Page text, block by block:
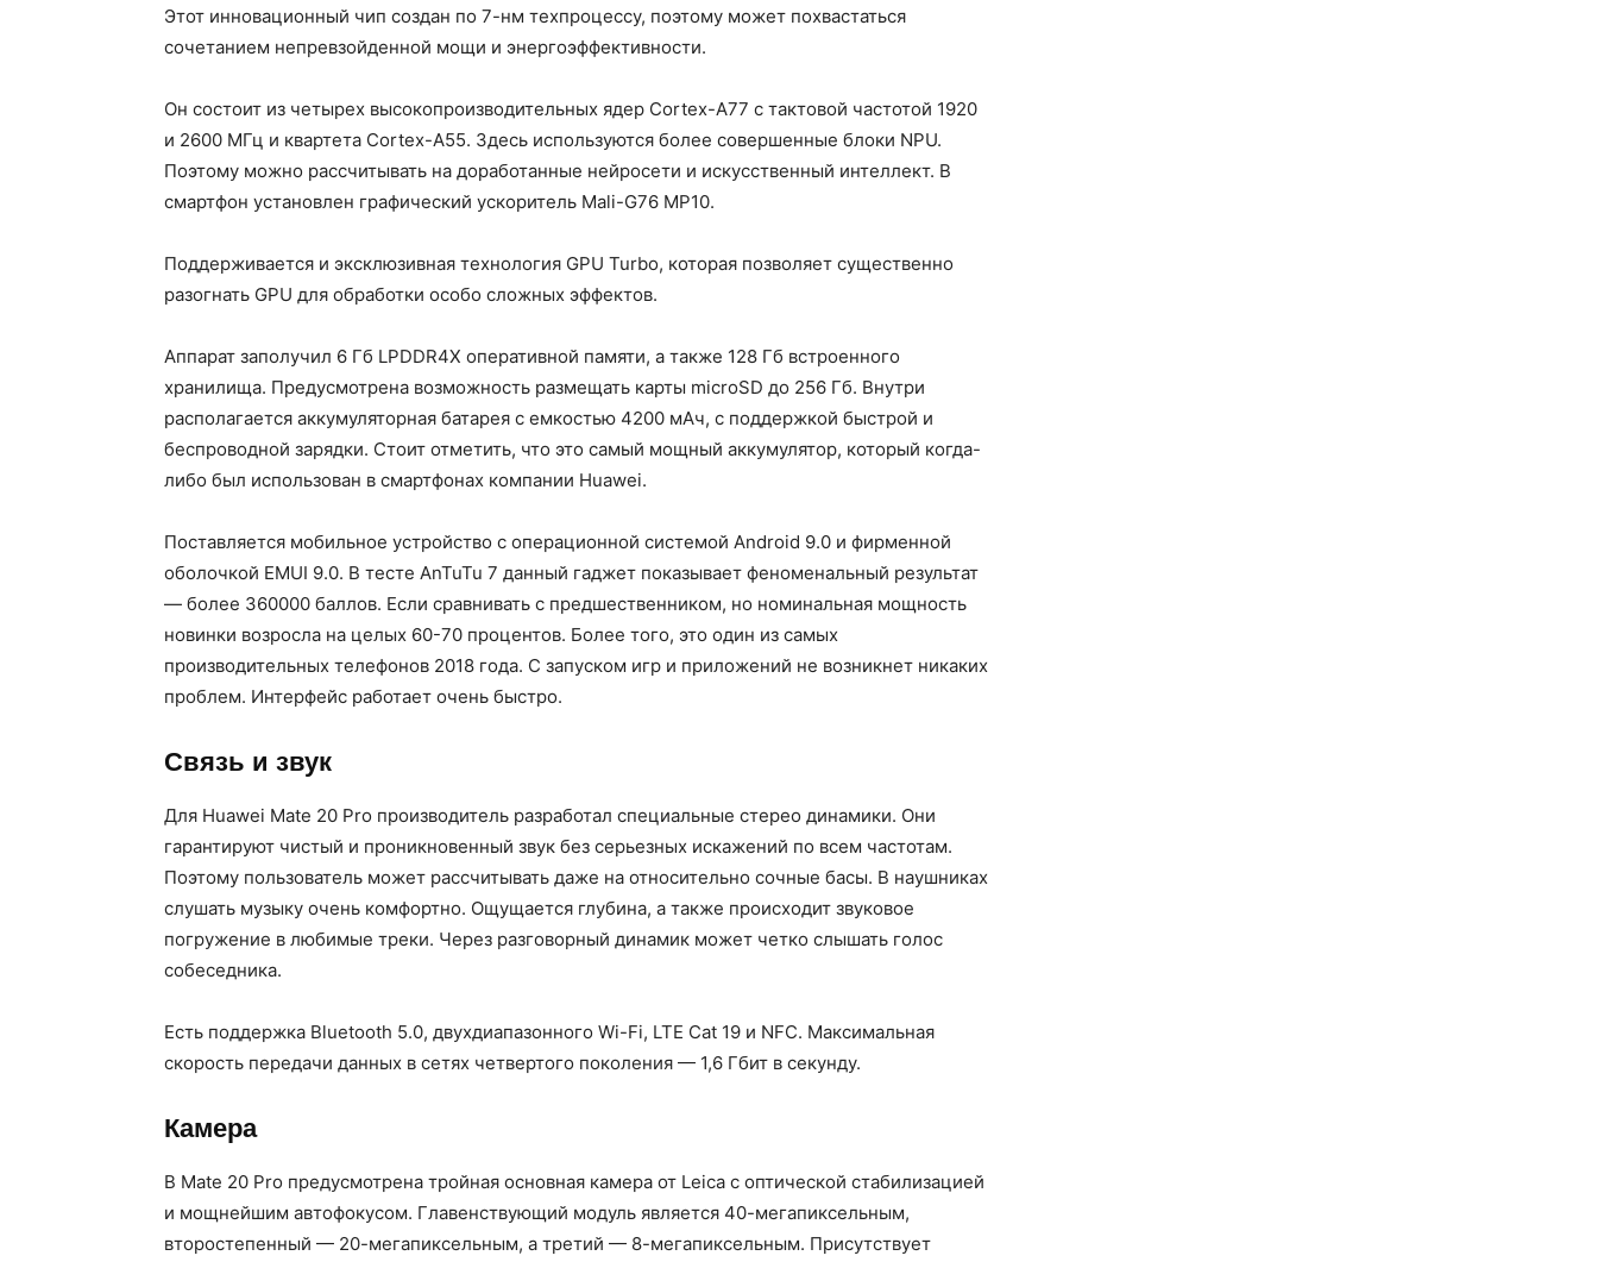
Этот инновационный чип создан по 7-нм техпроцессу, поэтому может похвастаться
сочетанием непревзойденной мощи и энергоэффективности.
Он состоит из четырех высокопроизводительных ядер Cortex-A77 с тактовой частотой 1920
и 2600 МГц и квартета Cortex-A55. Здесь используются более совершенные блоки NPU.
Поэтому можно рассчитывать на доработанные нейросети и искусственный интеллект. В
смартфон установлен графический ускоритель Mali-G76 MP10.
Поддерживается и эксклюзивная технология GPU Turbo, которая позволяет существенно
разогнать GPU для обработки особо сложных эффектов.
Аппарат заполучил 6 Гб LPDDR4X оперативной памяти, а также 128 Гб встроенного
хранилища. Предусмотрена возможность размещать карты microSD до 256 Гб. Внутри
располагается аккумуляторная батарея с емкостью 4200 мАч, с поддержкой быстрой и
беспроводной зарядки. Стоит отметить, что это самый мощный аккумулятор, который когда-
либо был использован в смартфонах компании Huawei.
Поставляется мобильное устройство с операционной системой Android 9.0 и фирменной
оболочкой EMUI 9.0. В тесте AnTuTu 7 данный гаджет показывает феноменальный результат
— более 360000 баллов. Если сравнивать с предшественником, но номинальная мощность
новинки возросла на целых 60-70 процентов. Более того, это один из самых
производительных телефонов 2018 года. С запуском игр и приложений не возникнет никаких
проблем. Интерфейс работает очень быстро.
Связь и звук
Для Huawei Mate 20 Pro производитель разработал специальные стерео динамики. Они
гарантируют чистый и проникновенный звук без серьезных искажений по всем частотам.
Поэтому пользователь может рассчитывать даже на относительно сочные басы. В наушниках
слушать музыку очень комфортно. Ощущается глубина, а также происходит звуковое
погружение в любимые треки. Через разговорный динамик может четко слышать голос
собеседника.
Есть поддержка Bluetooth 5.0, двухдиапазонного Wi-Fi, LTE Cat 19 и NFC. Максимальная
скорость передачи данных в сетях четвертого поколения — 1,6 Гбит в секунду.
Камера
В Mate 20 Pro предусмотрена тройная основная камера от Leica с оптической стабилизацией
и мощнейшим автофокусом. Главенствующий модуль является 40-мегапиксельным,
второстепенный — 20-мегапиксельным, а третий — 8-мегапиксельным. Присутствует